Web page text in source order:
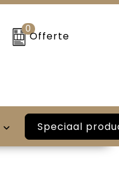
0
Offerte
Speciaal